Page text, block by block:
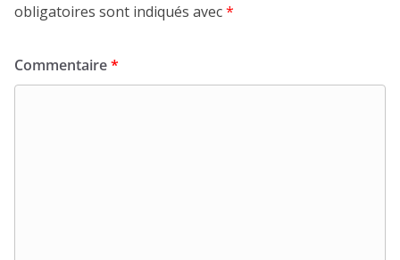
obligatoires sont indiqués avec*
Commentaire*